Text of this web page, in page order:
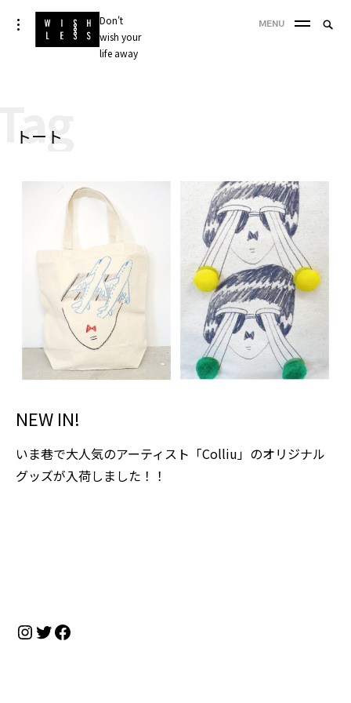
Skip
to
Don't
wish your
life away
toggle
open/close
sidebar
MENU
トート
NEW IN!
いま巷で大人気のアーティスト「Colliu」のオリジナル
グッズが入荷しました！！
Instagram
Twitter
Facebook